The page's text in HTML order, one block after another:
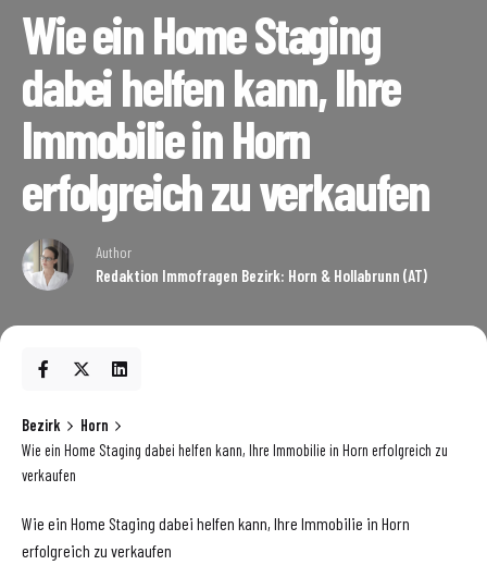
Wie ein Home Staging
dabei helfen kann, Ihre
Immobilie in Horn
erfolgreich zu verkaufen
Author
Redaktion Immofragen Bezirk: Horn & Hollabrunn (AT)
Bezirk
Horn
Wie ein Home Staging dabei helfen kann, Ihre Immobilie in Horn erfolgreich zu
verkaufen
Wie ein Home Staging dabei helfen kann, Ihre Immobilie in Horn
erfolgreich zu verkaufen